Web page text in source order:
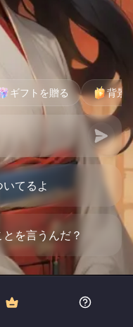
ギフトを贈る 背景
いてるよ
とを言うんだ？